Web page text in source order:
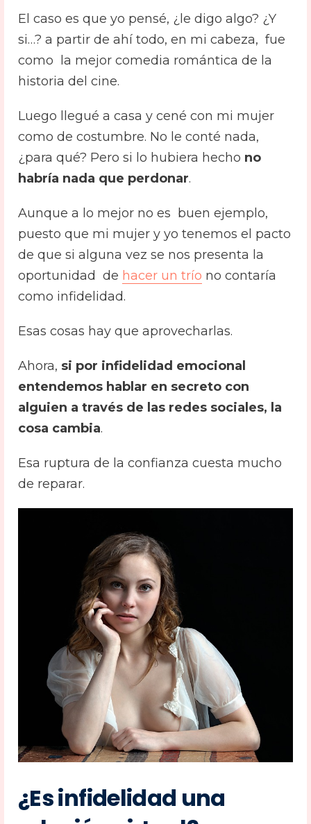
El caso es que yo pensé, ¿le digo algo? ¿Y
si…? a partir de ahí todo, en mi cabeza, fue
como la mejor comedia romántica de la
historia del cine.
Luego llegué a casa y cené con mi mujer
como de costumbre. No le conté nada,
¿para qué? Pero si lo hubiera hecho no
habría nada que perdonar.
Aunque a lo mejor no es buen ejemplo,
puesto que mi mujer y yo tenemos el pacto
de que si alguna vez se nos presenta la
oportunidad de hacer un trío no contaría
como infidelidad.
Esas cosas hay que aprovecharlas.
Ahora, si por infidelidad emocional
entendemos hablar en secreto con
alguien a través de las redes sociales, la
cosa cambia.
Esa ruptura de la confianza cuesta mucho
de reparar.
¿Es infidelidad una